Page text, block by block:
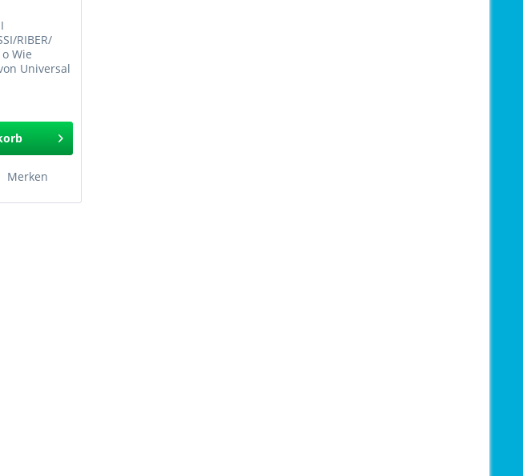
RIBER/
Wie
Universal
Merken